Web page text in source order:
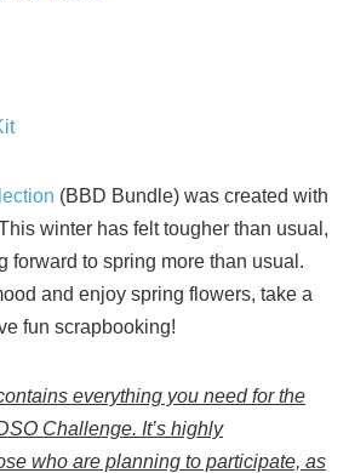
(BBD Bundle) was created with
winter has felt tougher than usual,
forward to spring more than usual.
and enjoy spring flowers, take a
fun scrapbooking!
everything you need for the
Challenge. It’s highly
who are planning to participate, as